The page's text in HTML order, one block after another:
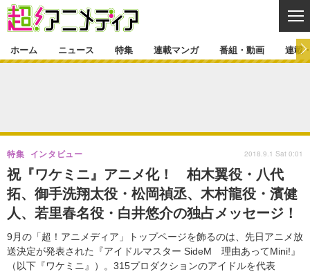
ゲーム・アプリ マンガ
グッズ イベント
声優 コスプレ
舞台 新帝スタ
特集一覧 カバー
ラキりす
連載マンガ
連載一覧
番組・動画
番組・動画一覧 ラジオ
動画
連載・ブログ
連載・ブログ一覧
編集部ブログ・お知らせ
ホーム ニュース 特集 連載マンガ 番組・動画 連載
祝『ワケミニ』アニメ化！ 柏木翼役・八代
拓、御手洗翔太役・松岡禎丞、木村龍役・濱健
人、若里春名役・白井悠介の独占メッセージ！
9月の「超！アニメディア」トップページを飾るのは、先日アニメ放
送決定が発表された『アイドルマスター SideM 理由あってMini!』
（以下『ワケミニ』）。315プロダクションのアイドルを代表
特集 インタビュー 2018.9.1 Sat 0:01